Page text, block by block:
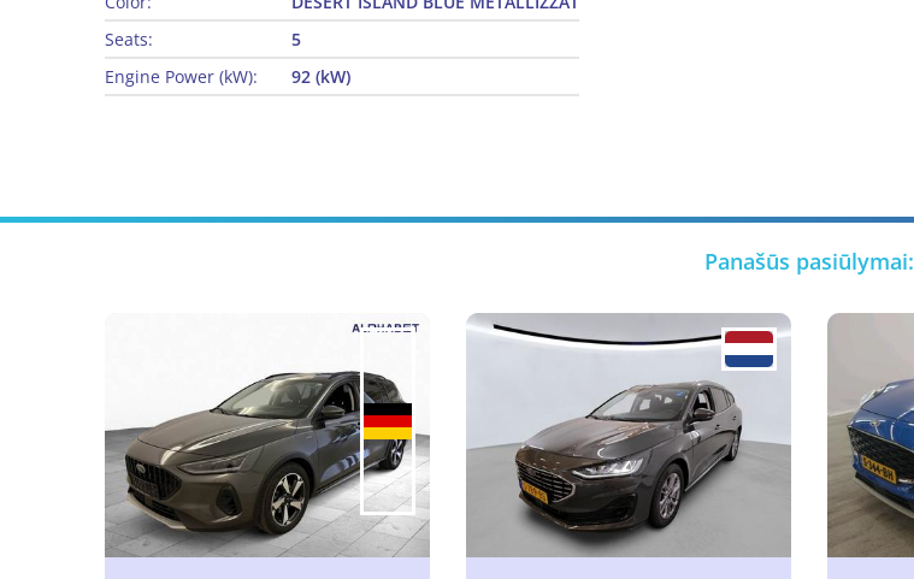
Seats:
5
Engine Power (kW):
92 (kW)
Panašūs pasiūlymai: